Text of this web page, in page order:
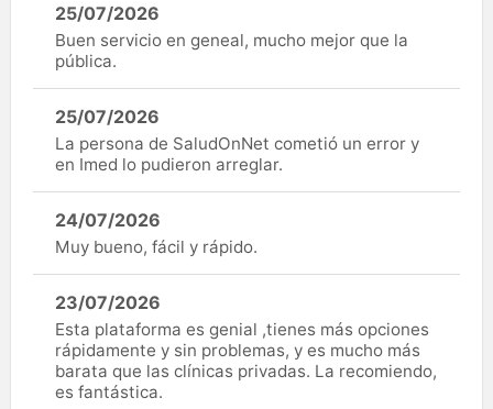
25/07/2026
Buen servicio en geneal, mucho mejor que la
pública.
25/07/2026
La persona de SaludOnNet cometió un error y
en Imed lo pudieron arreglar.
24/07/2026
Muy bueno, fácil y rápido.
23/07/2026
Esta plataforma es genial ,tienes más opciones
rápidamente y sin problemas, y es mucho más
barata que las clínicas privadas. La recomiendo,
es fantástica.